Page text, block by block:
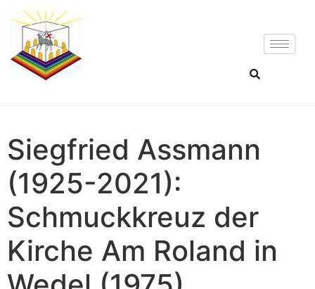
Siegfried Assmann
(1925-2021):
Schmuckkreuz der
Kirche Am Roland in